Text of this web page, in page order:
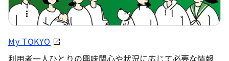
My TOKYO
利用者一人ひとりの興味関心や状況に応じて必要な情報